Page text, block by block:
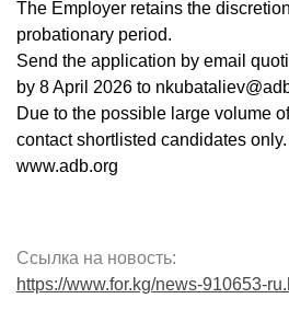
The Employer retains the
probationary period.
Send the application by email
by 8 April 2026 to
Due to the possible large volume
contact shortlisted candidates only.
www.adb.org
Ссылка на новость:
https://www.for.kg/news-910653-